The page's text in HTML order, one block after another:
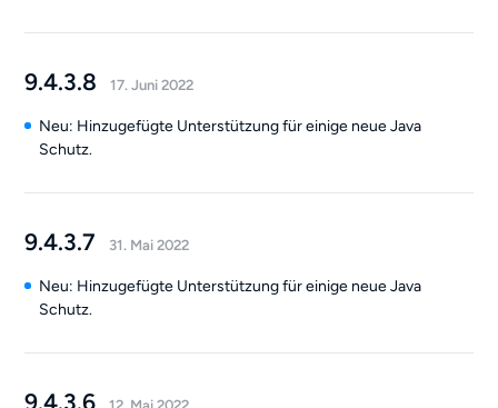
9.4.3.8 17. Juni 2022
Neu: Hinzugefügte Unterstützung für einige neue Java
Schutz.
9.4.3.7 31. Mai 2022
Neu: Hinzugefügte Unterstützung für einige neue Java
Schutz.
9.4.3.6 12. Mai 2022